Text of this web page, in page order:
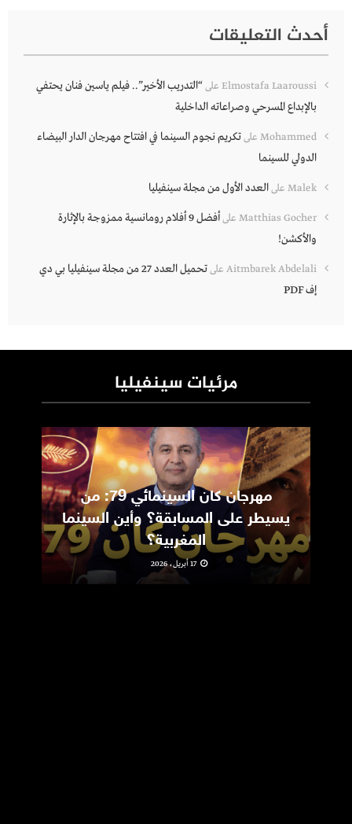
أحدث التعليقات
Elmostafa Laaroussi على“التدريب الأخير”.. فيلم ياسين فنان يحتفي
بالإبداع المسرحي وصراعاته الداخلية
Mohammed علىتكريم نجوم السينما في افتتاح مهرجان الدار البيضاء
الدولي للسينما
Malek علىالعدد الأول من مجلة سينفيليا
Matthias Gocher على
أفضل 9 أفلام رومانسية ممزوجة بالإثارة
والأكشن!
Aitmbarek Abdelali على
تحميل العدد 27 من مجلة سينفيليا بي دي
إف PDF
مرئيات سينفيليا
مهرجان كان السينمائي 79: من
يسيطر على المسابقة؟ وأين السينما
المغربية؟
17 أبريل، 2026